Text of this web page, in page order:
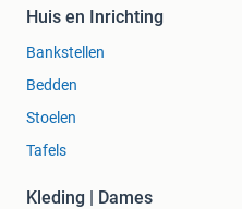
Huis en Inrichting
Bankstellen
Bedden
Stoelen
Tafels
Kleding | Dames